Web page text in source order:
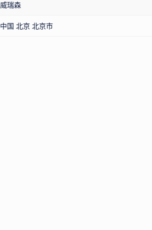
威瑞森
中国 北京 北京市